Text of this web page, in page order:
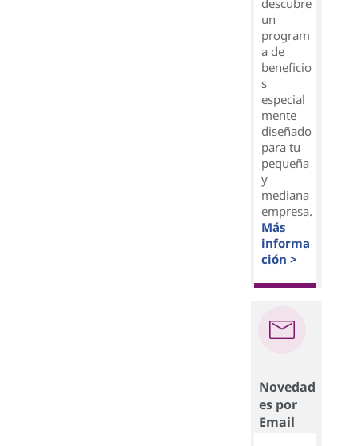
descubre
un
program
a de
beneficio
s
especial
mente
diseñado
para tu
pequeña
y
mediana
empresa.
Más
informa
ción >
Novedad
es por
Email